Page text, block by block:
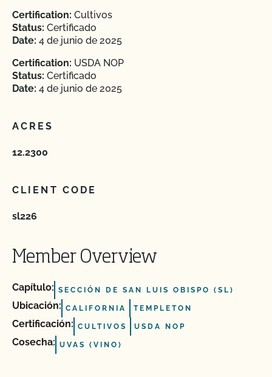
Certification: Cultivos
Status: Certificado
Date: 4 de junio de 2025
Certification: USDA NOP
Status: Certificado
Date: 4 de junio de 2025
ACRES
12.2300
CLIENT CODE
sl226
Member Overview
Capítulo: SECCIÓN DE SAN LUIS OBISPO (SL)
Ubicación: CALIFORNIA TEMPLETON
Certificación: CULTIVOS USDA NOP
Cosecha: UVAS (VINO)